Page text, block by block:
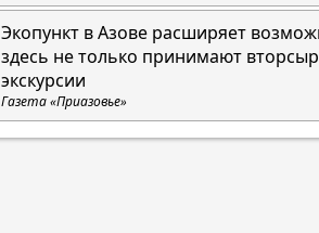
Экопункт в Азове расширяет
здесь не только принимают
экскурсии
Газета «Приазовье»